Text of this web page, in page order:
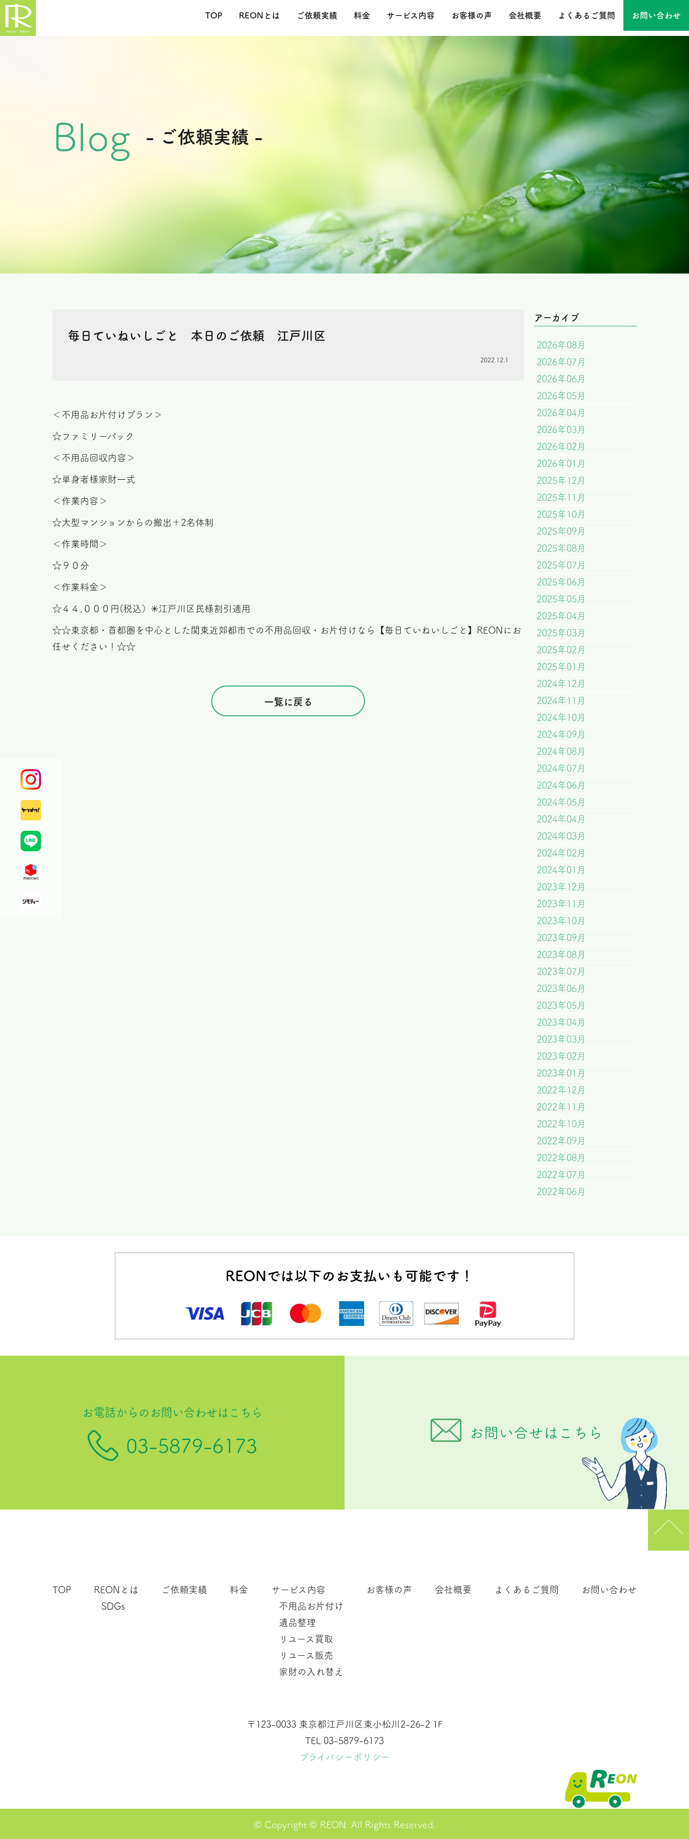
TOP REONとは ご依頼実績 料金 サービス内容 お客様の声 会社概要 よくあるご質問 お問い合わせ
Blog - ご依頼実績 -
毎日ていねいしごと 本日のご依頼 江戸川区
2022.12.1
＜不用品お片付けプラン＞
☆ファミリーパック
＜不用品回収内容＞
☆単身者様家財一式
＜作業内容＞
☆大型マンションからの搬出＋2名体制
＜作業時間＞
☆９０分
＜作業料金＞
☆４４,０００円(税込）✳︎江戸川区民様割引適用
☆☆東京都・首都圏を中心とした関東近郊都市での不用品回収・お片付けなら【毎日ていねいしごと】REONにお
任せください！☆☆
一覧に戻る
アーカイブ
2026年08月
2026年07月
2026年06月
2026年05月
2026年04月
2026年03月
2026年02月
2026年01月
2025年12月
2025年11月
2025年10月
2025年09月
2025年08月
2025年07月
2025年06月
2025年05月
2025年04月
2025年03月
2025年02月
2025年01月
2024年12月
2024年11月
2024年10月
2024年09月
2024年08月
2024年07月
2024年06月
2024年05月
2024年04月
2024年03月
2024年02月
2024年01月
2023年12月
2023年11月
2023年10月
2023年09月
2023年08月
2023年07月
2023年06月
2023年05月
2023年04月
2023年03月
2023年02月
2023年01月
2022年12月
2022年11月
2022年10月
2022年09月
2022年08月
2022年07月
2022年06月
お電話からのお問い合わせはこちら
03-5879-6173
お問い合せはこちら
TOP
REONとは
SDGs
ご依頼実績 料金
サービス内容
不用品お片付け
遺品整理
リユース買取
リユース販売
家財の入れ替え
お客様の声 会社概要 よくあるご質問 お問い合わせ
〒123-0033 東京都江戸川区東小松川2-26-2 1F
TEL 03-5879-6173
プライバシーポリシー
© Copyright © REON. All Rights Reserved.